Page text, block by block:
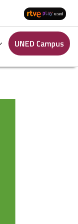
UNED Campus